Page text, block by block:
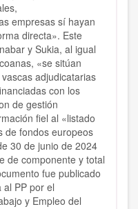
empresas sí hayan
directa». Este
y Sukia, al igual
«se sitúan
adjudicatarias
con los
de gestión
fiel al «listado
de fondos europeos
30 de junio de 2024
de componente y total
fue publicado
PP por el
y Empleo del